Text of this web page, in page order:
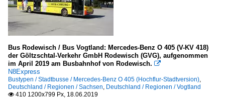
Bus Rodewisch / Bus Vogtland: Mercedes-Benz O 405 (V-KV 418)
der Göltzschtal-Verkehr GmbH Rodewisch (GVG), aufgenommen
im April 2019 am Busbahnhof von Rodewisch. 
N8Express
Bustypen / Stadtbusse / Mercedes-Benz O 405 (Hochflur-Stadtversion),
Deutschland / Regionen / Sachsen, Deutschland / Regionen / Vogtland
 410 1200x799 Px, 18.06.2019